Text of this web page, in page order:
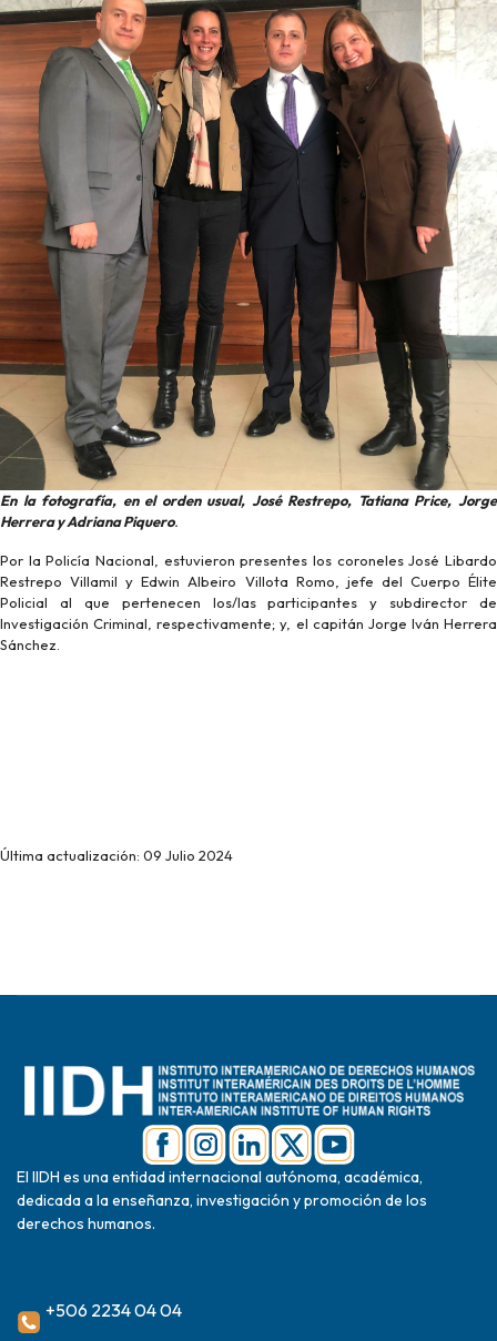
En la fotografía, en el orden usual, José Restrepo, Tatiana Price, Jorge
Herrera y Adriana Piquero.
Por la Policía Nacional, estuvieron presentes los coroneles José Libardo
Restrepo Villamil y Edwin Albeiro Villota Romo, jefe del Cuerpo Élite
Policial al que pertenecen los/las participantes y subdirector de
Investigación Criminal, respectivamente; y, el capitán Jorge Iván Herrera
Sánchez.
Última actualización: 09 Julio 2024
El IIDH es una entidad internacional autónoma, académica,
dedicada a la enseñanza, investigación y promoción de los
derechos humanos.
+506 2234 04 04